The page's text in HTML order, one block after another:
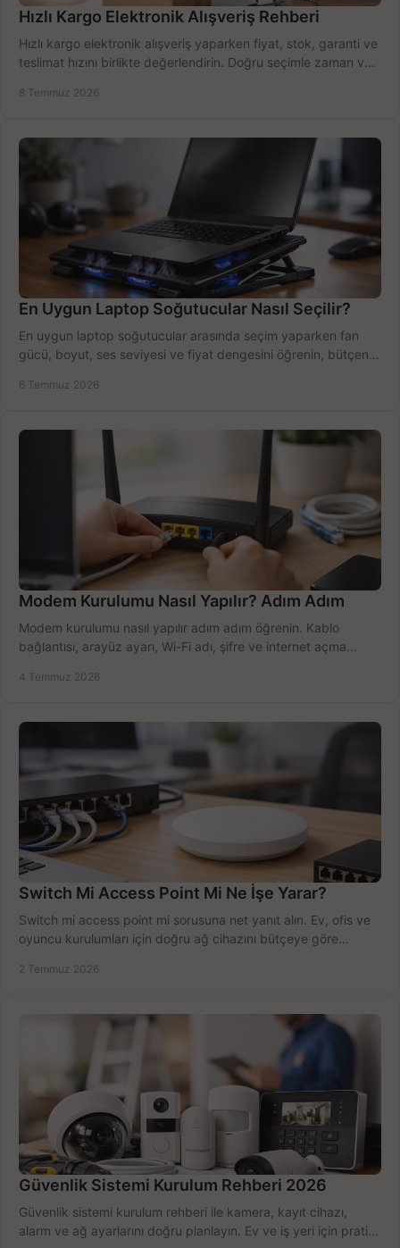
Hızlı Kargo Elektronik Alışveriş Rehberi
Hızlı kargo elektronik alışveriş yaparken fiyat, stok, garanti ve
teslimat hızını birlikte değerlendirin. Doğru seçimle zaman ve
8 Temmuz 2026
En Uygun Laptop Soğutucular Nasıl Seçilir?
En uygun laptop soğutucular arasında seçim yaparken fan
gücü, boyut, ses seviyesi ve fiyat dengesini öğrenin, bütçenizi
6 Temmuz 2026
Modem Kurulumu Nasıl Yapılır? Adım Adım
Modem kurulumu nasıl yapılır adım adım öğrenin. Kablo
bağlantısı, arayüz ayarı, Wi-Fi adı, şifre ve internet açma
4 Temmuz 2026
Switch Mi Access Point Mi Ne İşe Yarar?
Switch mi access point mi sorusuna net yanıt alın. Ev, ofis ve
oyuncu kurulumları için doğru ağ cihazını bütçeye göre
2 Temmuz 2026
Güvenlik Sistemi Kurulum Rehberi 2026
Güvenlik sistemi kurulum rehberi ile kamera, kayıt cihazı,
alarm ve ağ ayarlarını doğru planlayın. Ev ve iş yeri için pratik